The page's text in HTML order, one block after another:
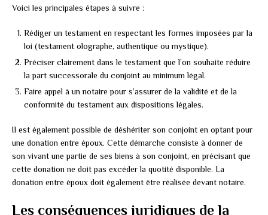
Voici les principales étapes à suivre :
Rédiger un testament en respectant les formes imposées par la
loi (testament olographe, authentique ou mystique).
Préciser clairement dans le testament que l’on souhaite réduire
la part successorale du conjoint au minimum légal.
Faire appel à un notaire pour s’assurer de la validité et de la
conformité du testament aux dispositions légales.
Il est également possible de déshériter son conjoint en optant pour
une donation entre époux. Cette démarche consiste à donner de
son vivant une partie de ses biens à son conjoint, en précisant que
cette donation ne doit pas excéder la quotité disponible. La
donation entre époux doit également être réalisée devant notaire.
Les conséquences juridiques de la